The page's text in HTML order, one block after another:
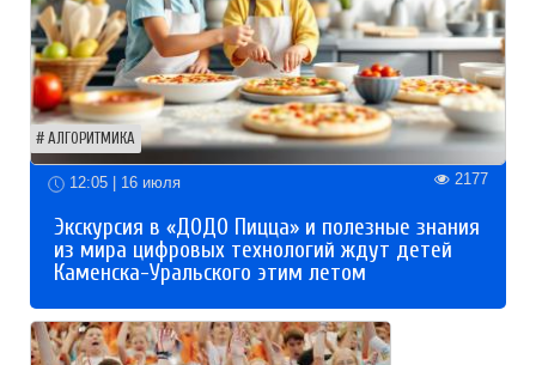
АЛГОРИТМИКА
12:05 | 16 июля 2177
Экскурсия в «ДОДО Пицца» и полезные знания
из мира цифровых технологий ждут детей
Каменска-Уральского этим летом